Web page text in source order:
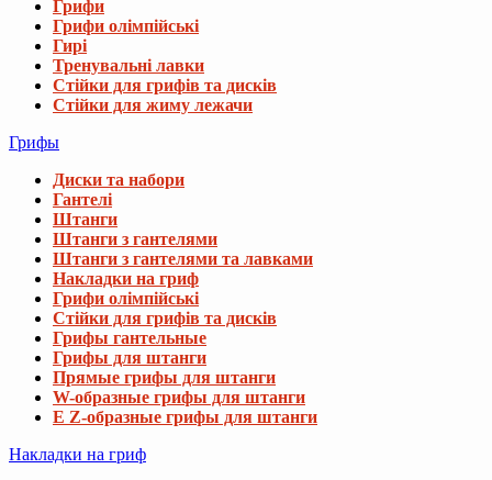
Грифи
Грифи олімпійські
Гирі
Тренувальні лавки
Стійки для грифів та дисків
Стійки для жиму лежачи
Грифы
Диски та набори
Гантелі
Штанги
Штанги з гантелями
Штанги з гантелями та лавками
Накладки на гриф
Грифи олімпійські
Стійки для грифів та дисків
Грифы гантельные
Грифы для штанги
Прямые грифы для штанги
W-образные грифы для штанги
E Z-образные грифы для штанги
Накладки на гриф